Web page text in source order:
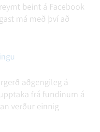
beint á Facebook
má með því að
aðgengileg á
frá fundinum á
verður einnig